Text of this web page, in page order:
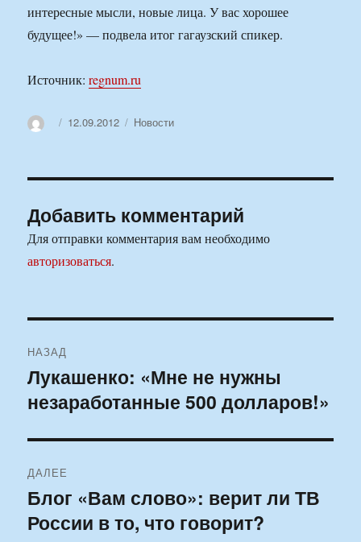
интересные мысли, новые лица. У вас хорошее
будущее!» — подвела итог гагаузский спикер.
Источник:regnum.ru
АвторОпубликовано
12.09.2012 Рубрики
Новости
Добавить комментарий
Для отправки комментария вам необходимо
авторизоваться.
по
записям
НАЗАД
Предыдущая
запись:
Лукашенко: «Мне не нужны
незаработанные 500 долларов!»
ДАЛЕЕ
Следующая
запись:
Блог «Вам слово»: верит ли ТВ
России в то, что говорит?